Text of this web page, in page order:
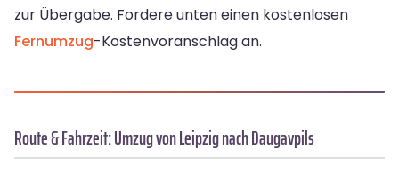
zur Übergabe. Fordere unten einen kostenlosen
Fernumzug-Kostenvoranschlag an.
Route & Fahrzeit: Umzug von Leipzig nach Daugavpils